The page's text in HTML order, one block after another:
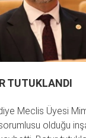
TUTUKLANDI
Meclis Üyesi
olduğu